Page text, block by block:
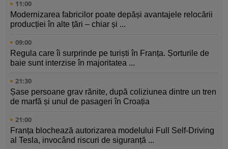
11:00
Modernizarea fabricilor poate depăși avantajele relocării
producției în alte țări – chiar și ...
09:00
Regula care îi surprinde pe turiști în Franța. Șorturile de
baie sunt interzise în majoritatea ...
21:30
Șase persoane grav rănite, după coliziunea dintre un tren
de marfă și unul de pasageri în Croația
21:00
Franța blochează autorizarea modelului Full Self-Driving
al Tesla, invocând riscuri de siguranță ...